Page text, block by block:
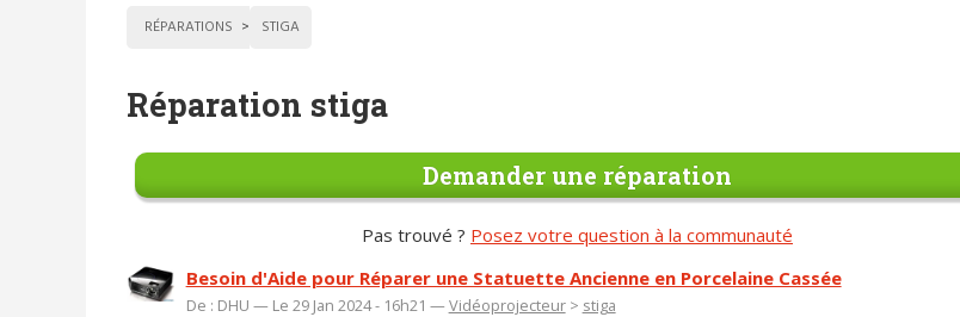
RÉPARATIONS STIGA
Réparation stiga
Demander une réparation
Pas trouvé ? Posez votre question à la communauté
Besoin d'Aide pour Réparer une Statuette Ancienne en Porcelaine Cassée
De : DHU — Le 29 Jan 2024 - 16h21 —Vidéoprojecteur> stiga